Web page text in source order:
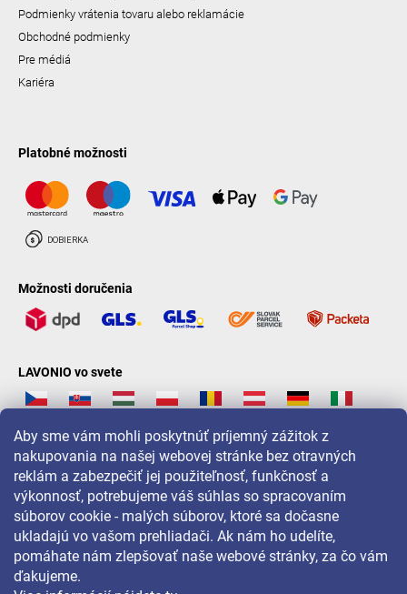
Aby sme vám mohli poskytnúť príjemný zážitok z
nakupovania na našej webovej stránke bez otravných
reklám a zabezpečiť jej použiteľnosť, funkčnosť a
výkonnosť, potrebujeme váš súhlas so spracovaním
súborov cookie - malých súborov, ktoré sa dočasne
ukladajú vo vašom prehliadači. Ak nám ho udelíte,
pomáhate nám zlepšovať naše webové stránky, za čo vám
ďakujeme.
Podmienky vrátenia tovaru alebo reklamácie
Obchodné podmienky
Pre médiá
Kariéra
Platobné možnosti
Možnosti doručenia
LAVONIO vo svete
Pre akcie, súťaže a zľavy nás sledujte na: